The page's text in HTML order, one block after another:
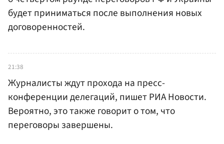
будет приниматься после выполнения новых
договоренностей.
21:38
Журналисты ждут прохода на пресс-
конференции делегаций, пишет РИА Новости.
Вероятно, это также говорит о том, что
переговоры завершены.